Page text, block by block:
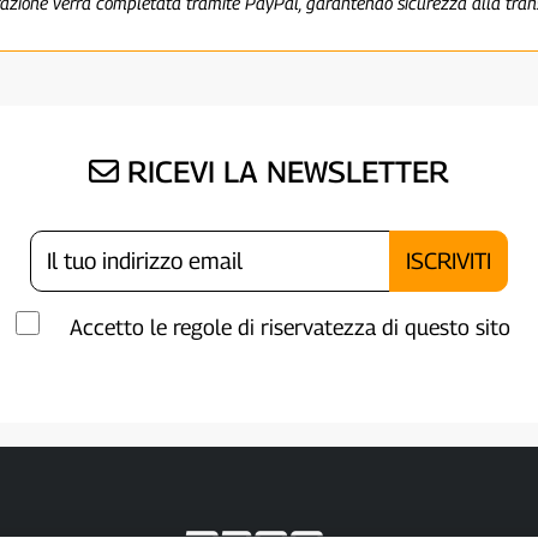
RICEVI LA NEWSLETTER
Accetto le regole di riservatezza di questo sito